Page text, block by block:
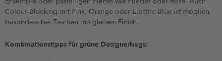
Colour-Blocking mit Pink, Orange oder Electric Blue ist möglich,
besonders bei Taschen mit glattem Finish.
Kombinationstipps für grüne Designerbags: